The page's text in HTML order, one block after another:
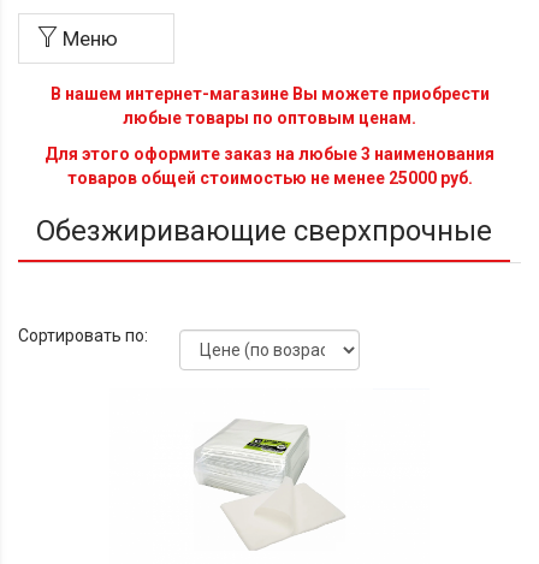
Меню
В нашем интернет-магазине Вы можете приобрести
любые товары по оптовым ценам.
Для этого оформите заказ на любые 3 наименования
товаров общей стоимостью не менее 25000 руб.
Обезжиривающие сверхпрочные
Сортировать по: